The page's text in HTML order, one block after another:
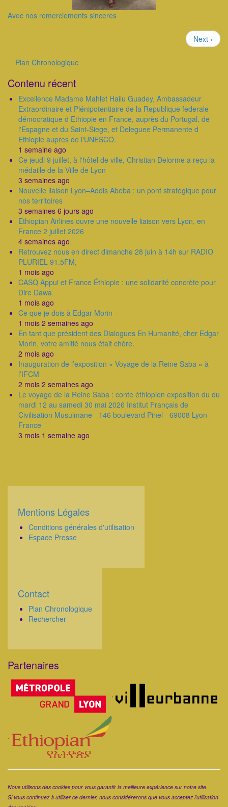
Avec nos remerciements sinceres
Page
suivante
Next ›
Plan Chronologique
Contenu récent
Excellence Madame Mahlet Hailu Guadey, Ambassadeur
Extraordinaire et Plénipotentiaire de la Republique federale
démocratique d Ethiopie en France, auprès du Portugal, de
l'Espagne et du Saint-Siege, et Deleguee Permanente d
Ethiopie aupres de l'UNESCO.
1 semaine ago
Ce jeudi 9 juillet, à l'hôtel de ville, Christian Delorme a reçu la
médaille de la Ville de Lyon
3 semaines ago
Nouvelle liaison Lyon–Addis Abeba : un pont stratégique pour
nos territoires
3 semaines 6 jours ago
Ethiopian Airlines ouvre une nouvelle liaison vers Lyon, en
France 2 juillet 2026
4 semaines ago
Retrouvez nous en direct dimanche 28 juin à 14h sur RADIO
PLURIEL 91.5FM,
1 mois ago
CASQ Appui et France Éthiopie : une solidarité concrète pour
Dire Dawa
1 mois ago
Ce que je dois à Edgar Morin
1 mois 2 semaines ago
En tant que président des Dialogues En Humanité, cher Edgar
Morin, votre amitié nous était chère.
2 mois ago
Inauguration de l’exposition « Voyage de la Reine Saba » à
l’IFCM
2 mois 2 semaines ago
Le voyage de la Reine Saba : conte éthiopien exposition du du
mardi 12 au samedi 30 mai 2026 Institut Français de
Civilisation Musulmane - 146 boulevard Pinel - 69008 Lyon -
France
3 mois 1 semaine ago
Corps
Mentions Légales
Conditions générales d'utilisation
Espace Presse
Corps
Contact
Plan Chronologique
Rechercher
Partenaires
Corps
.
.
Nous utilisons des cookies pour vous garantir la meilleure expérience sur notre site.
Si vous continuez à utiliser ce dernier, nous considérerons que vous acceptez l'utilisation